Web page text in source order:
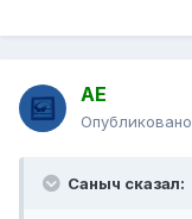
АЕ
Опубликовано
Саныч сказал: